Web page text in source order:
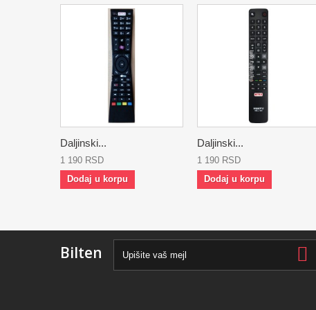
Daljinski...
1 190 RSD
Dodaj u korpu
Daljinski...
1 190 RSD
Dodaj u korpu
Bilten